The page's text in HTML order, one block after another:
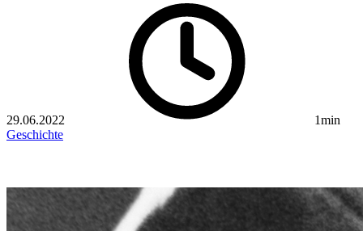
29.06.2022
1min
Geschichte